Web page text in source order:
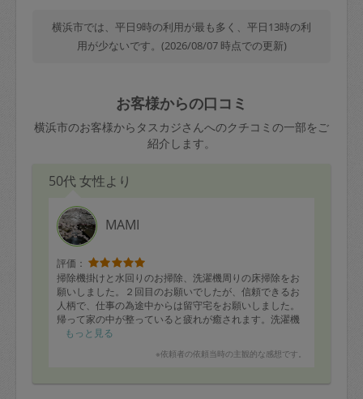
横浜市では、平日9時の利用が最も多く、平日13時の利
用が少ないです。(2026/08/07 時点での更新)
お客様からの口コミ
横浜市のお客様からタスカジさんへのクチコミの一部をご
紹介します。
50代 女性より
MAMI
評価：
掃除機掛けと水回りのお掃除、洗濯機周りの床掃除をお
願いしました。２回目のお願いでしたが、信頼できるお
人柄で、仕事の為途中からは留守宅をお願いしました。
帰って家の中が整っていると疲れが癒されます。洗濯機
周りの床は長年の汚れでベタベタで大変だったと思いま
モノの扱いもとても丁寧で、子どもにも犬にも優しく話
ありがとうございました(^^)
もっと見る
※依頼者の依頼当時の主観的な感想です。